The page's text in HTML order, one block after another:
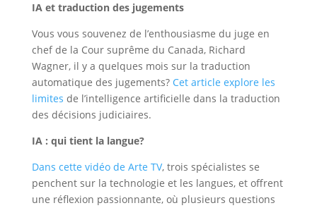
IA et traduction des jugements
Vous vous souvenez de l’enthousiasme du juge en
chef de la Cour suprême du Canada, Richard
Wagner, il y a quelques mois sur la traduction
automatique des jugements? Cet article explore les
limites de l’intelligence artificielle dans la traduction
des décisions judiciaires.
IA : qui tient la langue?
Dans cette vidéo de Arte TV, trois spécialistes se
penchent sur la technologie et les langues, et offrent
une réflexion passionnante, où plusieurs questions